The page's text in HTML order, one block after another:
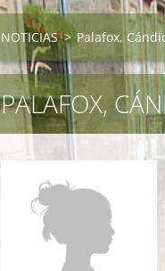
NOTICIAS > Palafox,
PALAFOX,